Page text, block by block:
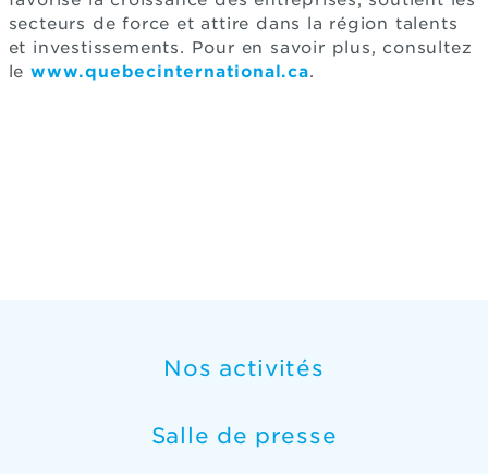
secteurs de force et attire dans la région talents
et investissements. Pour en savoir plus, consultez
le www.quebecinternational.ca.
Nos activités
Salle de presse